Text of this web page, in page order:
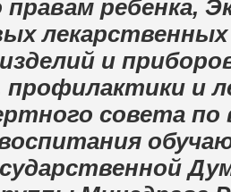
ребенка,
и
профилактики и
совета по